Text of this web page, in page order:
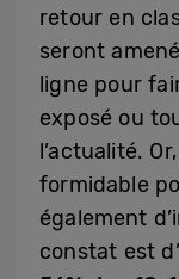
retour en
seront
ligne pour
exposé ou
l’actualité.
formidable
également
constat est